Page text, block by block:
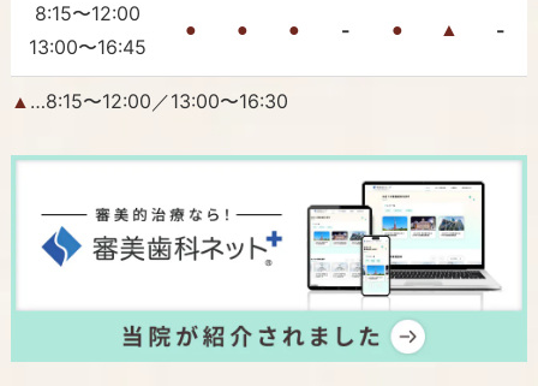
8:15〜12:00
13:00〜16:45
● ● ● - ● ▲ -
▲ …8:15〜12:00／13:00〜16:30